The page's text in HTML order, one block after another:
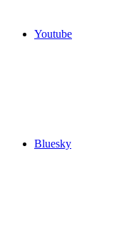
Youtube
Bluesky